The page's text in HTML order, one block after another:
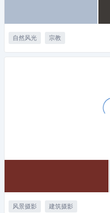
自然风光 宗教
风景摄影 建筑摄影